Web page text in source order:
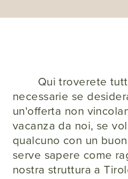
Qui troverete tutte le informazioni
necessarie se
un'offerta non
vacanza da noi, se
qualcuno con un
serve sapere come
nostra struttura a